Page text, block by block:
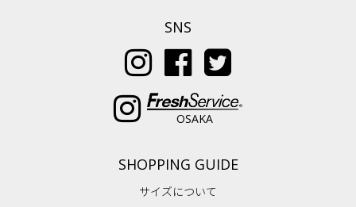
SNS
OSAKA
SHOPPING GUIDE
サイズについて